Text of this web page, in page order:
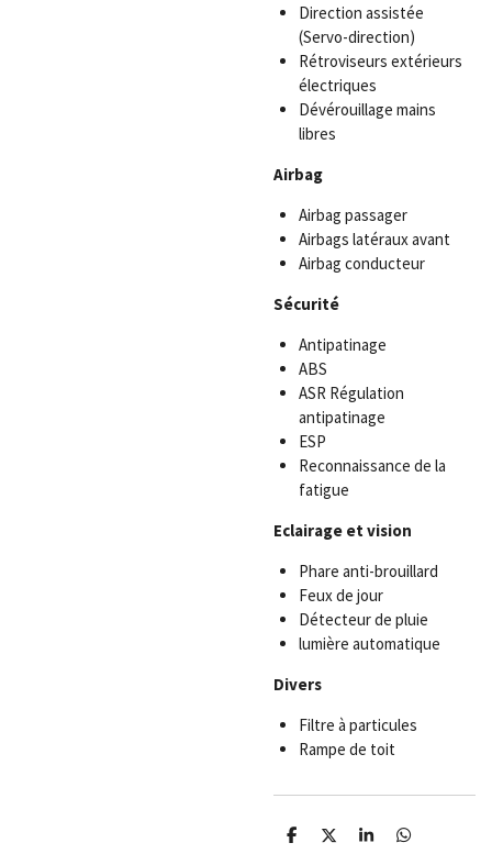
Direction assistée
(Servo-direction)
Rétroviseurs extérieurs
électriques
Dévérouillage mains
libres
Airbag
Airbag passager
Airbags latéraux avant
Airbag conducteur
Sécurité
Antipatinage
ABS
ASR Régulation
antipatinage
ESP
Reconnaissance de la
fatigue
Eclairage et vision
Phare anti-brouillard
Feux de jour
Détecteur de pluie
lumière automatique
Divers
Filtre à particules
Rampe de toit
P
P
P
P